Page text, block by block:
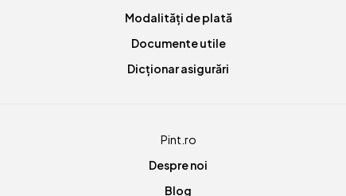
Modalități de plată
Documente utile
Dicționar asigurări
Pint.ro
Despre noi
Blog